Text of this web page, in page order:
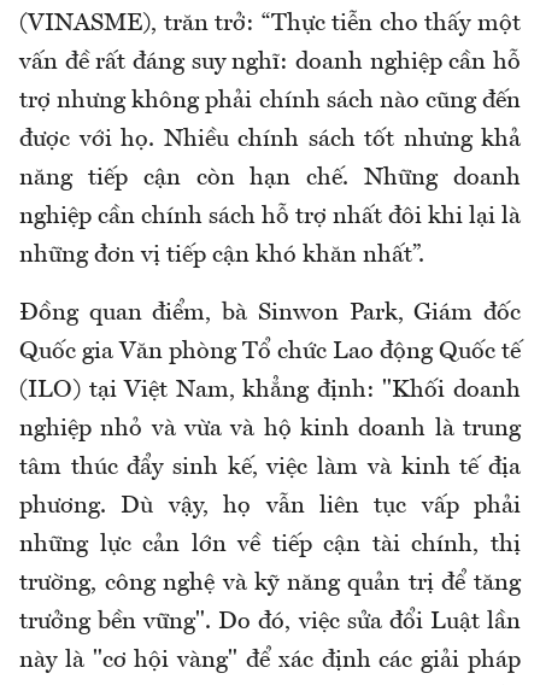
(VINASME), trăn trở: “Thực tiễn cho thấy một
vấn đề rất đáng suy nghĩ: doanh nghiệp cần hỗ
trợ nhưng không phải chính sách nào cũng đến
được với họ. Nhiều chính sách tốt nhưng khả
năng tiếp cận còn hạn chế. Những doanh
nghiệp cần chính sách hỗ trợ nhất đôi khi lại là
những đơn vị tiếp cận khó khăn nhất”.
Đồng quan điểm, bà Sinwon Park, Giám đốc
Quốc gia Văn phòng Tổ chức Lao động Quốc tế
(ILO) tại Việt Nam, khẳng định: "Khối doanh
nghiệp nhỏ và vừa và hộ kinh doanh là trung
tâm thúc đẩy sinh kế, việc làm và kinh tế địa
phương. Dù vậy, họ vẫn liên tục vấp phải
những lực cản lớn về tiếp cận tài chính, thị
trường, công nghệ và kỹ năng quản trị để tăng
trưởng bền vững". Do đó, việc sửa đổi Luật lần
này là "cơ hội vàng" để xác định các giải pháp